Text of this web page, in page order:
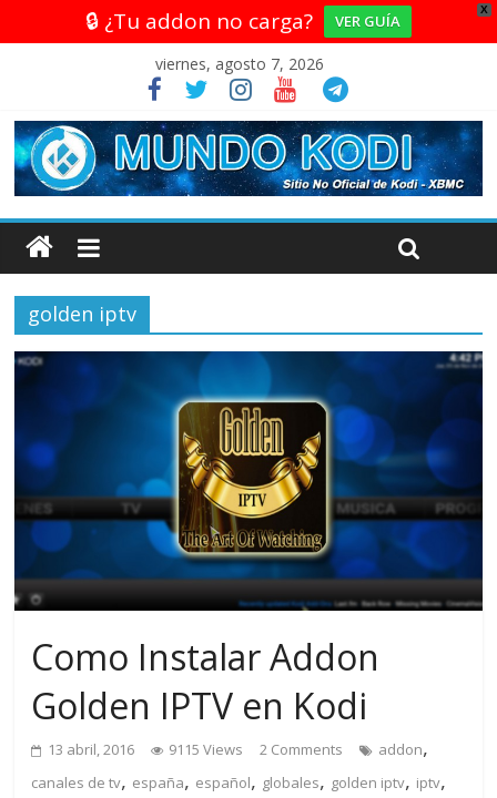
X
🔒 ¿Tu addon no carga? VER GUÍA
viernes, agosto 7, 2026
golden iptv
Como Instalar Addon
Golden IPTV en Kodi
13 abril, 2016 9115 Views 2 Comments addon,
canales de tv, españa, español, globales, golden iptv, iptv,